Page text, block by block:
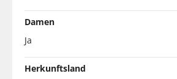
Damen
Ja
Herkunftsland